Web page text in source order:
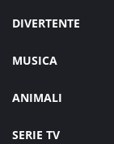
DIVERTENTE
MUSICA
ANIMALI
SERIE TV